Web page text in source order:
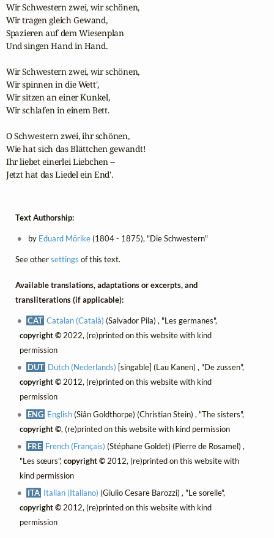
Wir Schwestern zwei, wir schönen,
Wir tragen gleich Gewand,
Spazieren auf dem Wiesenplan
Und singen Hand in Hand.
Wir Schwestern zwei, wir schönen,
Wir spinnen in die Wett',
Wir sitzen an einer Kunkel,
Wir schlafen in einem Bett.
O Schwestern zwei, ihr schönen,
Wie hat sich das Blättchen gewandt!
Ihr liebet einerlei Liebchen --
Jetzt hat das Liedel ein End'.
Text Authorship:
by Eduard Mörike(1804 - 1875), "Die Schwestern"
See othersettings of this text.
Available translations, adaptations or excerpts, and
transliterations (if applicable):
CAT Catalan (Català) (Salvador Pila) , "Les germanes",
copyright ©2022, (re)printed on this website with kind
permission
DUT Dutch (Nederlands) [singable] (Lau Kanen) , "De zussen",
copyright ©2012, (re)printed on this website with kind
permission
ENG English(Siân Goldthorpe) (Christian Stein) , "The sisters",
copyright ©, (re)printed on this website with kind permission
FRE French (Français) (Stéphane Goldet) (Pierre de Rosamel) ,
"Les sœurs", copyright ©2012, (re)printed on this website with
kind permission
ITA Italian (Italiano) (Giulio Cesare Barozzi) , "Le sorelle",
copyright ©2012, (re)printed on this website with kind
permission